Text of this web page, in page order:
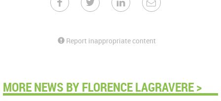
Report inappropriate content
MORE NEWS BY FLORENCE LAGRAVERE >